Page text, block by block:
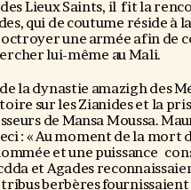
Lieux Saints, il fit la
qui de coutume réside à
une armée afin de
lui-même au Mali.
la dynastie amazigh des
sur les Zianides et la
de Mansa Moussa.
: « Au moment de la
et une puissance
et Agades
berbères fournissaient